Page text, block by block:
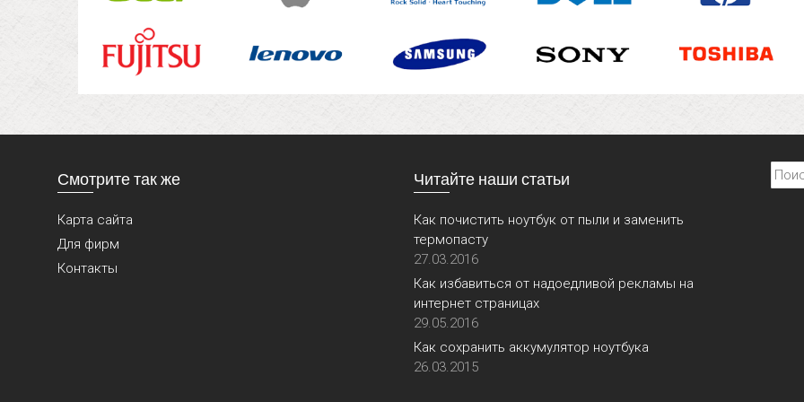
Смотрите так же
Карта сайта
Для фирм
Контакты
Читайте наши статьи
Как почистить ноутбук от пыли и заменить
термопасту
27.03.2016
Как избавиться от надоедливой рекламы на
интернет страницах
29.05.2016
Как сохранить аккумулятор ноутбука
26.03.2015